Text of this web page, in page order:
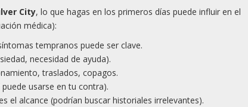
City, lo que hagas en los primeros días puede influir en el
médica):
tempranos puede ser clave.
necesidad de ayuda).
traslados, copagos.
usarse en tu contra).
el alcance (podrían buscar historiales irrelevantes).